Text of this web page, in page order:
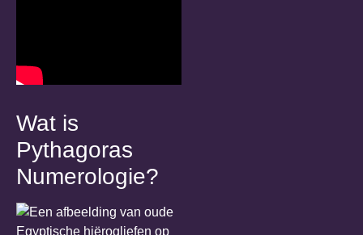
Wat is
Pythagoras
Numerologie?